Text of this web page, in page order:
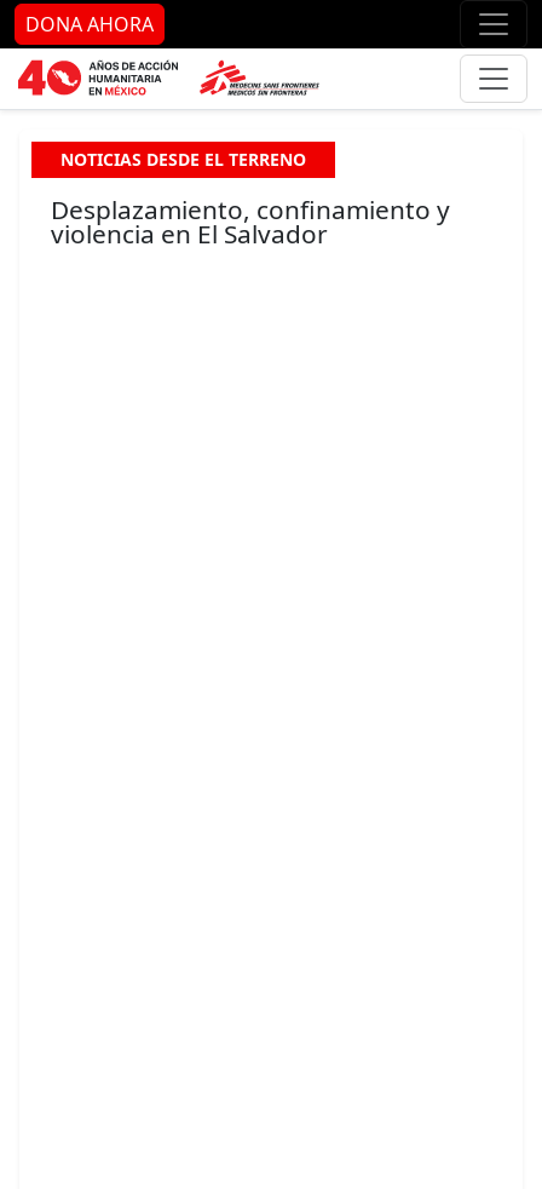
Ir al contenido principal Ir
DONA AHORA
NOTICIAS DESDE EL TERRENO
Desplazamiento, confinamiento y
violencia en El Salvador